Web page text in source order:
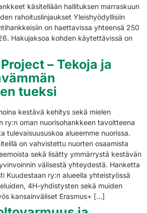
käsitellään hallituksen marraskuun
rahoituslinjaukset Yleishyödyllisiin
on haettavissa yhteensä 250
Hakujaksoa kohden käytettävissä on
– Tekoja ja
tueksi
kestävä kehitys sekä mielen
ry:n oman nuorisohankkeen tavoitteena
tulevaisuususkoa alueemme nuorissa.
on vahvistettu nuorten osaamista
sekä lisätty ymmärrystä kestävän
välisestä yhteydestä. Hanketta
Kuudestaan ry:n alueella yhteistyössä
4H-yhdistysten sekä muiden
kansainväliset Erasmus+ […]